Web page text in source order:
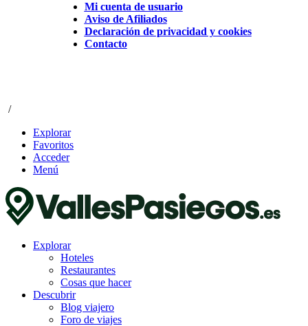
Mi cuenta de usuario
Aviso de Afiliados
Declaración de privacidad y cookies
Contacto
/
Explorar
Favoritos
Acceder
Menú
Explorar
Hoteles
Restaurantes
Cosas que hacer
Descubrir
Blog viajero
Foro de viajes